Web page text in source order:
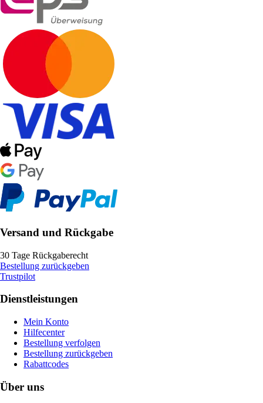
Versand und Rückgabe
30 Tage Rückgaberecht
Bestellung zurückgeben
Trustpilot
Dienstleistungen
Mein Konto
Hilfecenter
Bestellung verfolgen
Bestellung zurückgeben
Rabattcodes
Über uns